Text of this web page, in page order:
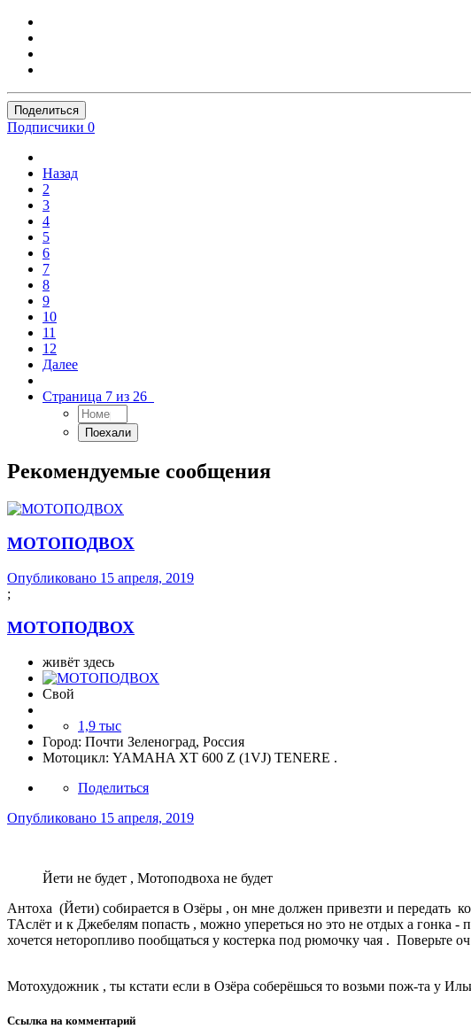
Поделиться
Подписчики 0
Назад
2
3
4
5
6
7
8
9
10
11
12
Далее
Страница 7 из 26
Рекомендуемые сообщения
МОТОПОДВОХ
Опубликовано 15 апреля, 2019
;
МОТОПОДВОХ
живёт здесь
Свой
1,9 тыс
Город: Почти Зеленоград, Россия
Мотоцикл: YAMAHA XT 600 Z (1VJ) TENERE .
Поделиться
Опубликовано 15 апреля, 2019
Йети не будет , Мотоподвоха не будет
Антоха (Йети) собирается в Озёры , он мне должен привезти и передать
ТАслёт и к Джебелям попасть , можно упереться но это не отдых а гонка
хочется неторопливо пообщаться у костерка под рюмочку чая .
Мотохудожник , ты кстати если в Озёра соберёшься то возьми пож-та у
Ссылка на комментарий